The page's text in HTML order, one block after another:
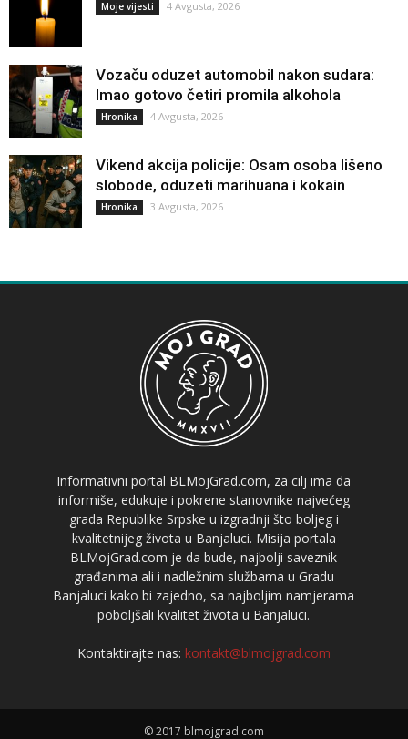
Moje vijesti 4 Avgusta, 2026
Vozaču oduzet automobil nakon sudara:
Imao gotovo četiri promila alkohola
Hronika 4 Avgusta, 2026
Vikend akcija policije: Osam osoba lišeno
slobode, oduzeti marihuana i kokain
Hronika 3 Avgusta, 2026
Informativni portal BLMojGrad.com, za cilj ima da
informiše, edukuje i pokrene stanovnike najvećeg
grada Republike Srpske u izgradnji što boljeg i
kvalitetnijeg života u Banjaluci. Misija portala
BLMojGrad.com je da bude, najbolji saveznik
građanima ali i nadležnim službama u Gradu
Banjaluci kako bi zajedno, sa najboljim namjerama
poboljšali kvalitet života u Banjaluci.
Kontaktirajte nas: kontakt@blmojgrad.com
© 2017 blmojgrad.com